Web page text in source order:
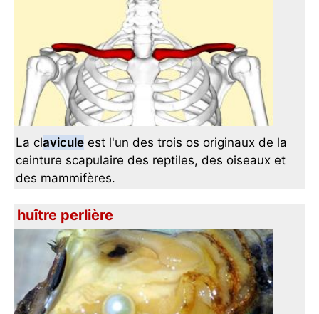
La clavicule est l'un des trois os originaux de la
ceinture scapulaire des reptiles, des oiseaux et
des mammifères.
huître perlière